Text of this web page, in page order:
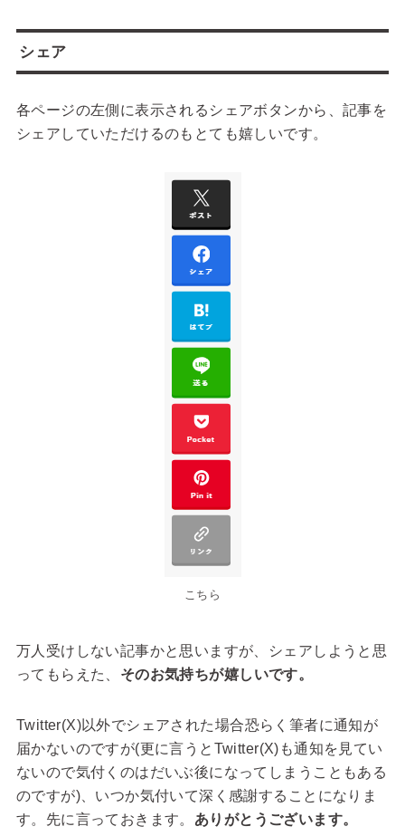
シェア
各ページの左側に表示されるシェアボタンから、記事を
シェアしていただけるのもとても嬉しいです。
こちら
万人受けしない記事かと思いますが、シェアしようと思
ってもらえた、 そのお気持ちが嬉しいです。
Twitter(X)以外でシェアされた場合恐らく筆者に通知が
届かないのですが(更に言うとTwitter(X)も通知を見てい
ないので気付くのはだいぶ後になってしまうこともある
のですが)、いつか気付いて深く感謝することになりま
す。先に言っておきます。 ありがとうございます。